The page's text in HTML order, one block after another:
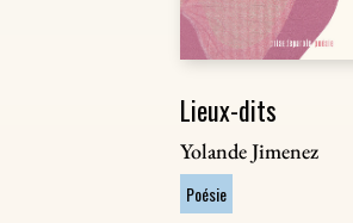
Lieux-dits
Yolande Jimenez
Poésie